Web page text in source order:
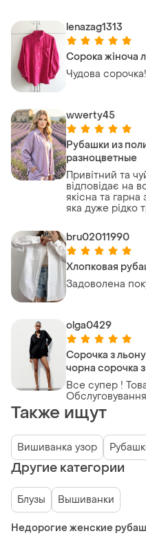
lenazag1313
Сорока жіноча
Чудова
wwerty45
Рубашки из
разноцветные
Привітний та
відповідає на
якісна та
яка дуже рідко
bru02011990
Хлопковая
Задоволена
olga0429
Сорочка з
чорна сорочка
Все супер !
Также ищут
Вишиванка узор
Другие категории
Блузы Вышиванки
Недорогие женские